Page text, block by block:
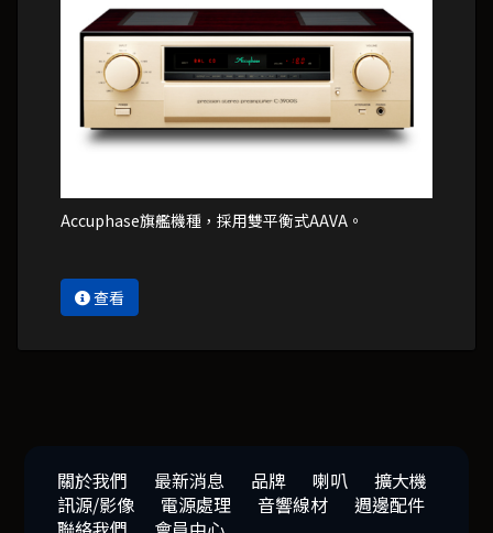
Accuphase旗艦機種，採用雙平衡式AAVA。
查看
關於我們 最新消息 品牌 喇叭
擴大機
訊源/影像
電源處理 音響線材
週邊配件